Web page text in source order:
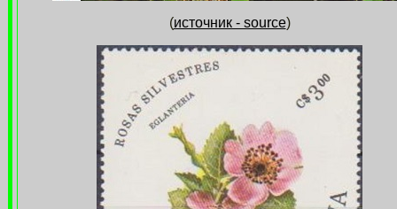
(источник - source)